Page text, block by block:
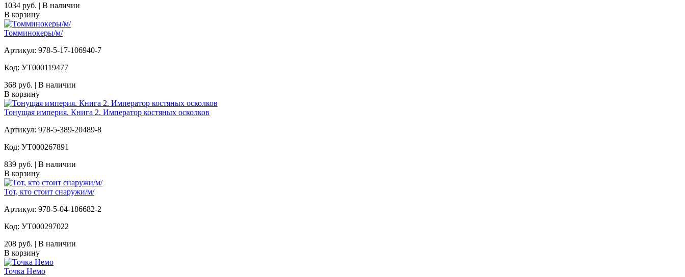
1034 руб. | В наличии
В корзину
Томминокеры/м/
Артикул: 978-5-17-106940-7
Код: УТ000119477
368 руб. | В наличии
В корзину
Тонущая империя. Книга 2. Император костяных осколков
Артикул: 978-5-389-20489-8
Код: УТ000267891
839 руб. | В наличии
В корзину
Тот, кто стоит снаружи/м/
Артикул: 978-5-04-186682-2
Код: УТ000297022
208 руб. | В наличии
В корзину
Точка Немо